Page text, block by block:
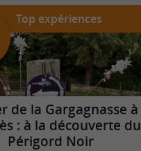
Top expériences
de la Gargagnasse à
: à la découverte du
Périgord Noir